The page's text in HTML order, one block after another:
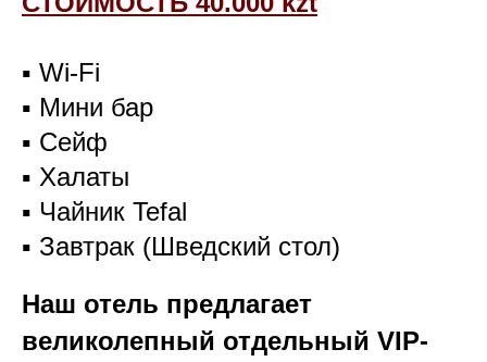
▪️ Wi-Fi
▪️ Мини бар
▪️ Сейф
▪️ Халаты
▪️ Чайник Tefal
▪️ Завтрак (Шведский стол)
Наш отель предлагает
великолепный отдельный VIP-